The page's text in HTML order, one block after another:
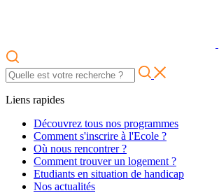
Liens rapides
Découvrez tous nos programmes
Comment s'inscrire à l'Ecole ?
Où nous rencontrer ?
Comment trouver un logement ?
Etudiants en situation de handicap
Nos actualités